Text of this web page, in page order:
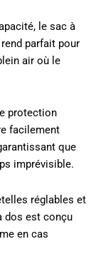
le sac à
parfait pour
air où le
protection
facilement
que
imprévisible.
réglables et
dos est conçu
en cas